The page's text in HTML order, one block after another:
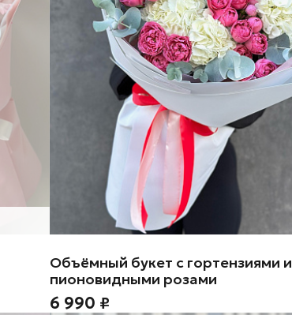
Объёмный букет с гортензиями и
пионовидными розами
6 990 ₽